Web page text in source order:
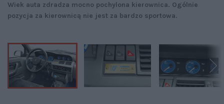
Wiek auta zdradza mocno pochylona kierownica. Ogólnie
pozycja za kierownicą nie jest za bardzo sportowa.